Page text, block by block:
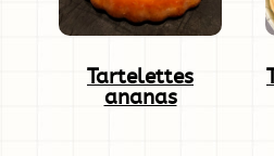
Tartelettes
ananas